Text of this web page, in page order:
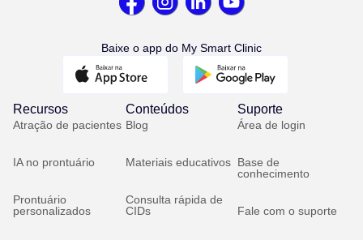
Baixe o app do My Smart Clinic
Recursos
Atração de pacientes
IA no prontuário
Prontuário
personalizados
Conteúdos
Blog
Materiais educativos
Consulta rápida de
CIDs
Suporte
Área de login
Base de
conhecimento
Fale com o suporte